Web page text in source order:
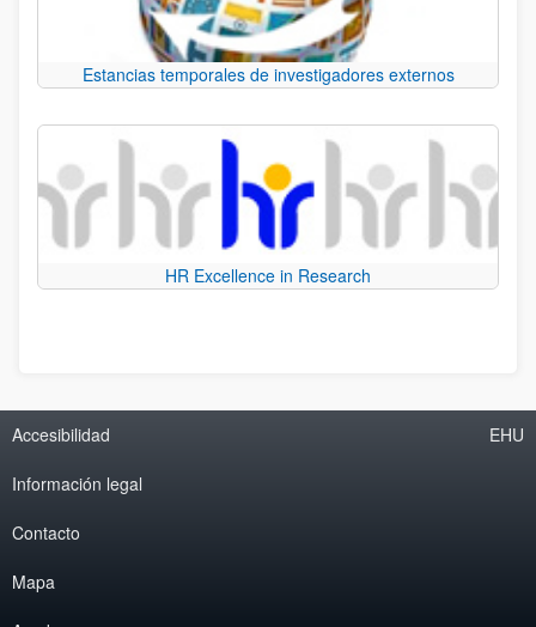
Estancias temporales de investigadores externos
HR Excellence in Research
Accesibilidad
Información legal
Contacto
Mapa
EHU